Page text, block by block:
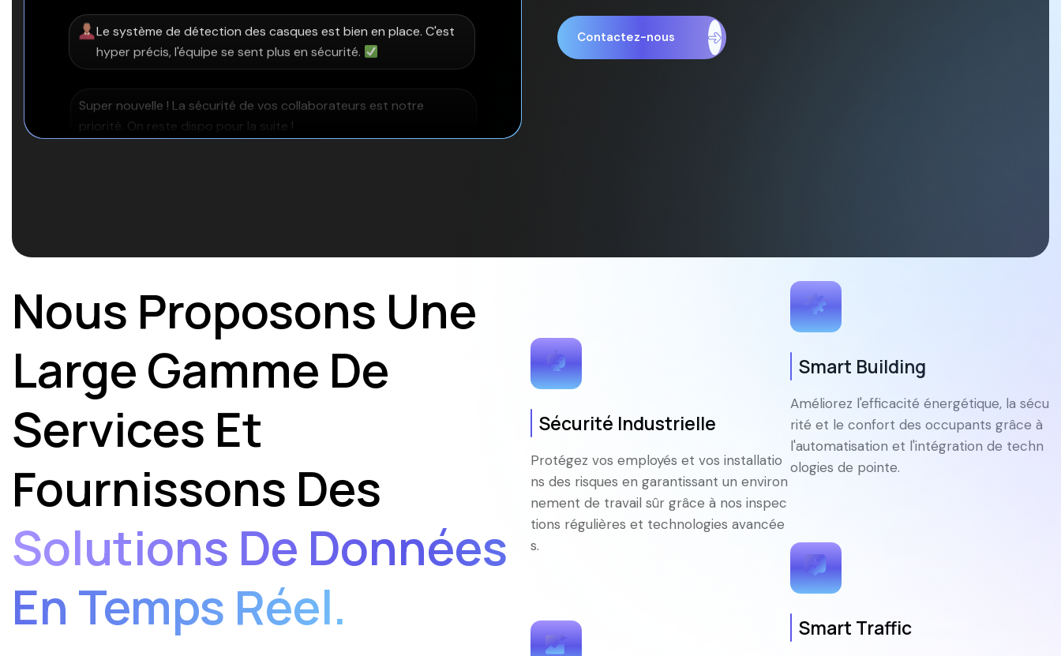
Génial ! Allier confort et économies, c'est ça la force du Smart
Building Syrate.
Franchement, installation rapide et équipe super pro. Très
satisfaits du résultat final !
gestion des stocks est devenue un jeu d'enfant.
Ravi de l'entendre ! C'est exactement l'objectif : simplifier votre
quotidien grâce à l'IA. Merci pour la confiance !
Le système de détection des casques est bien en place. C'est
hyper précis, l'équipe se sent plus en sécurité.
Super nouvelle ! La sécurité de vos collaborateurs est notre
électrique ce mois-ci. Votre automation gère !
Contactez-nous
Nous Proposons Une
Large Gamme De
Services Et
Fournissons Des
Solutions De Données
En Temps Réel.
Sécurité Industrielle
Protégez vos employés et vos installatio
ns des risques en garantissant un environ
nement de travail sûr grâce à nos inspec
tions régulières et technologies avancée
s.
Smart Building
Améliorez l'efficacité énergétique, la sécu
rité et le confort des occupants grâce à
l'automatisation et l'intégration de techn
ologies de pointe.
Smart Traffic